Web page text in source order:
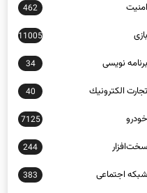
بازی 11005
برنامه نويسی 34
تجارت الكترونيك 40
خودرو 7125
سخت‌افزار 244
شبكه اجتماعی 383
فناوری 10901